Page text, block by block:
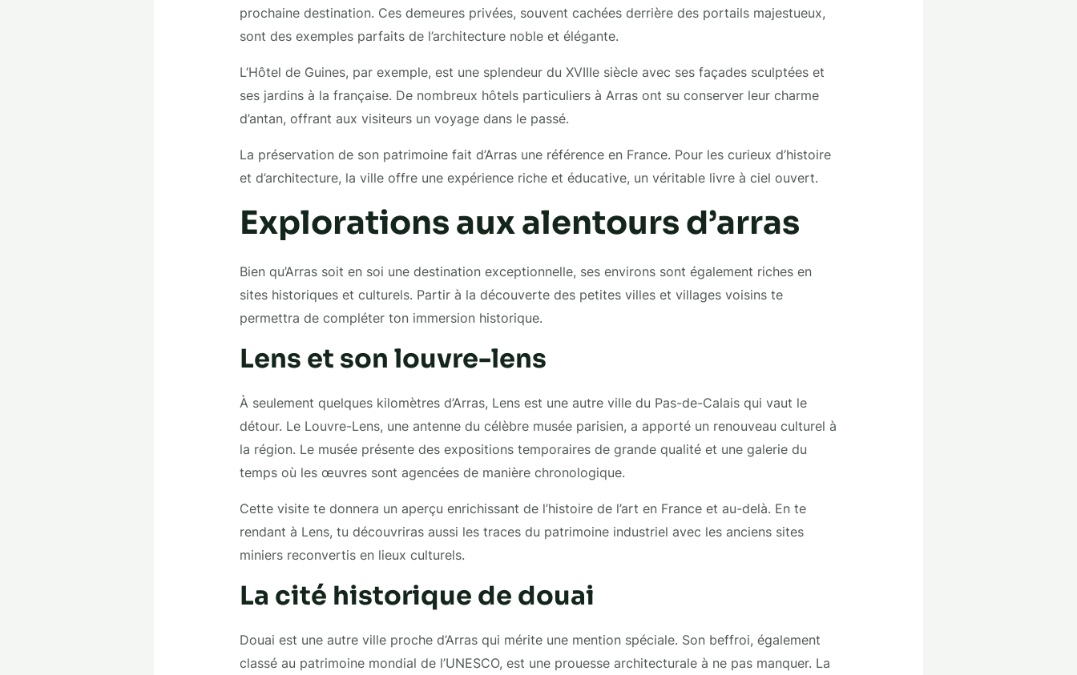
prochaine destination. Ces demeures privées, souvent cachées derrière des portails majestueux,
sont des exemples parfaits de l’architecture noble et élégante.
L’Hôtel de Guines, par exemple, est une splendeur du XVIIIe siècle avec ses façades sculptées et
ses jardins à la française. De nombreux hôtels particuliers à Arras ont su conserver leur charme
d’antan, offrant aux visiteurs un voyage dans le passé.
La préservation de son patrimoine fait d’Arras une référence en France. Pour les curieux d’histoire
et d’architecture, la ville offre une expérience riche et éducative, un véritable livre à ciel ouvert.
Explorations aux alentours d’arras
Bien qu’Arras soit en soi une destination exceptionnelle, ses environs sont également riches en
sites historiques et culturels. Partir à la découverte des petites villes et villages voisins te
permettra de compléter ton immersion historique.
Lens et son louvre-lens
À seulement quelques kilomètres d’Arras, Lens est une autre ville du Pas-de-Calais qui vaut le
détour. Le Louvre-Lens, une antenne du célèbre musée parisien, a apporté un renouveau culturel à
la région. Le musée présente des expositions temporaires de grande qualité et une galerie du
temps où les œuvres sont agencées de manière chronologique.
Cette visite te donnera un aperçu enrichissant de l’histoire de l’art en France et au-delà. En te
rendant à Lens, tu découvriras aussi les traces du patrimoine industriel avec les anciens sites
miniers reconvertis en lieux culturels.
La cité historique de douai
Douai est une autre ville proche d’Arras qui mérite une mention spéciale. Son beffroi, également
classé au patrimoine mondial de l’UNESCO, est une prouesse architecturale à ne pas manquer. La